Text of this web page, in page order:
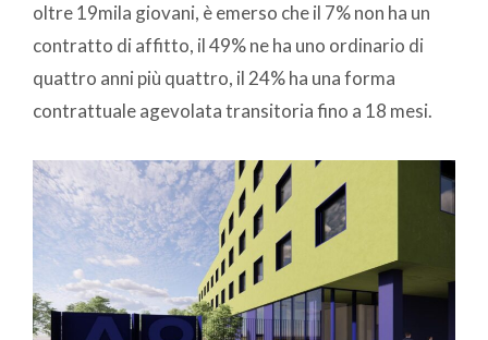
oltre 19mila giovani, è emerso che il 7% non ha un
contratto di affitto, il 49% ne ha uno ordinario di
quattro anni più quattro, il 24% ha una forma
contrattuale agevolata transitoria fino a 18 mesi.